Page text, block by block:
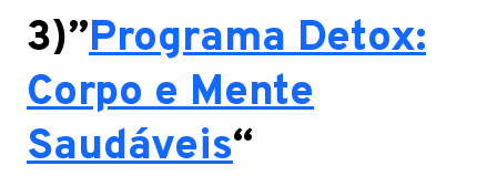
3)”Programa Detox:
Corpo e Mente
Saudáveis“